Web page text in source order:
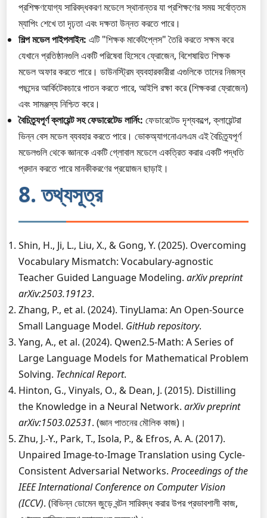
প্রশিক্ষণযোগ্য সারিবদ্ধকরণ মডেলে স্থানান্তর যা প্রশিক্ষণের সময় সর্বোত্তম
ম্যাপিং শেখে তা দৃঢ়তা এবং দক্ষতা উন্নত করতে পারে।
শিল্প মডেল পাইপলাইন: এটি "শিক্ষক মার্কেটপ্লেস" তৈরি করতে সক্ষম করে
যেখানে প্রতিষ্ঠানগুলি একটি পরিষেবা হিসেবে ফ্রোজেন, বিশেষায়িত শিক্ষক
মডেল অফার করতে পারে। ডাউনস্ট্রিম ব্যবহারকারীরা এগুলিকে তাদের নিজস্ব
পছন্দের আর্কিটেকচারে পাতন করতে পারে, আইপি রক্ষা করে (শিক্ষকরা ফ্রোজেন)
এবং সামঞ্জস্য নিশ্চিত করে।
বৈচিত্র্যপূর্ণ ক্লায়েন্ট সহ ফেডারেটেড লার্নিং: ফেডারেটেড দৃশ্যকল্পে, ক্লায়েন্টরা
ভিন্ন বেস মডেল ব্যবহার করতে পারে। ভোকঅ্যাগনোএলএম এই বৈচিত্র্যপূর্ণ
মডেলগুলি থেকে জ্ঞানকে একটি গ্লোবাল মডেলে একত্রিত করার একটি পদ্ধতি
প্রদান করতে পারে মানকীকরণের প্রয়োজন ছাড়াই।
8. তথ্যসূত্র
Shin, H., Ji, L., Liu, X., & Gong, Y. (2025). Overcoming
Vocabulary Mismatch: Vocabulary-agnostic
Teacher Guided Language Modeling. arXiv preprint
arXiv:2503.19123.
Zhang, P., et al. (2024). TinyLlama: An Open-Source
Small Language Model. GitHub repository.
Yang, A., et al. (2024). Qwen2.5-Math: A Series of
Large Language Models for Mathematical Problem
Solving. Technical Report.
Hinton, G., Vinyals, O., & Dean, J. (2015). Distilling
the Knowledge in a Neural Network. arXiv preprint
arXiv:1503.02531. (জ্ঞান পাতনের মৌলিক কাজ)।
Zhu, J.-Y., Park, T., Isola, P., & Efros, A. A. (2017).
Unpaired Image-to-Image Translation using Cycle-
Consistent Adversarial Networks. Proceedings of the
IEEE International Conference on Computer Vision
(ICCV). (বিভিন্ন ডোমেন জুড়ে বন্টন সারিবদ্ধ করার উপর প্রভাবশালী কাজ,